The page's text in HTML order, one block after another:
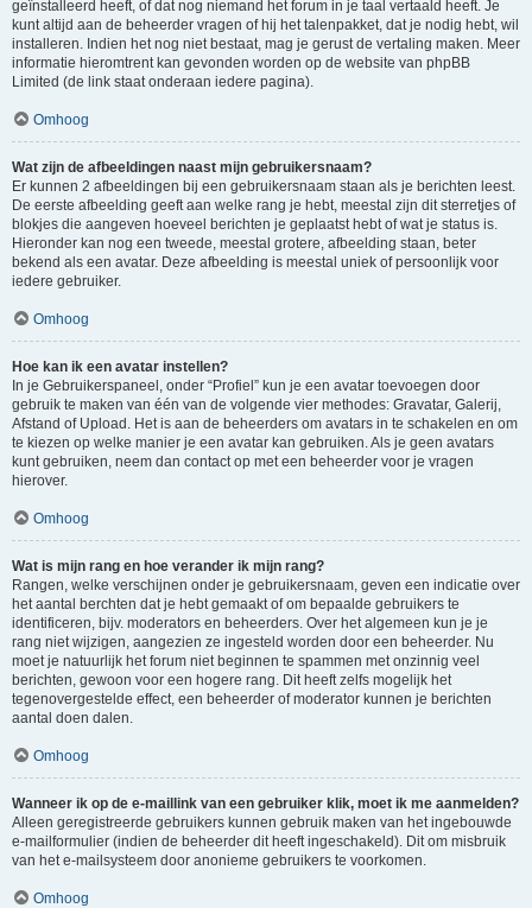
geïnstalleerd heeft, of dat nog niemand het forum in je taal vertaald heeft. Je
kunt altijd aan de beheerder vragen of hij het talenpakket, dat je nodig hebt, wil
installeren. Indien het nog niet bestaat, mag je gerust de vertaling maken. Meer
informatie hieromtrent kan gevonden worden op de website van phpBB
Limited (de link staat onderaan iedere pagina).
Omhoog
Wat zijn de afbeeldingen naast mijn gebruikersnaam?
Er kunnen 2 afbeeldingen bij een gebruikersnaam staan als je berichten leest.
De eerste afbeelding geeft aan welke rang je hebt, meestal zijn dit sterretjes of
blokjes die aangeven hoeveel berichten je geplaatst hebt of wat je status is.
Hieronder kan nog een tweede, meestal grotere, afbeelding staan, beter
bekend als een avatar. Deze afbeelding is meestal uniek of persoonlijk voor
iedere gebruiker.
Omhoog
Hoe kan ik een avatar instellen?
In je Gebruikerspaneel, onder “Profiel” kun je een avatar toevoegen door
gebruik te maken van één van de volgende vier methodes: Gravatar, Galerij,
Afstand of Upload. Het is aan de beheerders om avatars in te schakelen en om
te kiezen op welke manier je een avatar kan gebruiken. Als je geen avatars
kunt gebruiken, neem dan contact op met een beheerder voor je vragen
hierover.
Omhoog
Wat is mijn rang en hoe verander ik mijn rang?
Rangen, welke verschijnen onder je gebruikersnaam, geven een indicatie over
het aantal berchten dat je hebt gemaakt of om bepaalde gebruikers te
identificeren, bijv. moderators en beheerders. Over het algemeen kun je je
rang niet wijzigen, aangezien ze ingesteld worden door een beheerder. Nu
moet je natuurlijk het forum niet beginnen te spammen met onzinnig veel
berichten, gewoon voor een hogere rang. Dit heeft zelfs mogelijk het
tegenovergestelde effect, een beheerder of moderator kunnen je berichten
aantal doen dalen.
Omhoog
Wanneer ik op de e-maillink van een gebruiker klik, moet ik me aanmelden?
Alleen geregistreerde gebruikers kunnen gebruik maken van het ingebouwde
e-mailformulier (indien de beheerder dit heeft ingeschakeld). Dit om misbruik
van het e-mailsysteem door anonieme gebruikers te voorkomen.
Omhoog